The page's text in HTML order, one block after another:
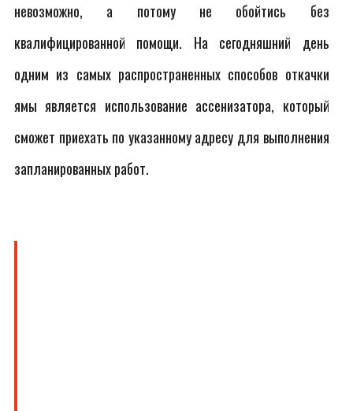
невозможно, а потому не обойтись без
квалифицированной помощи. На сегодняшний день
одним из самых распространенных способов откачки
ямы является использование ассенизатора, который
сможет приехать по указанному адресу для выполнения
запланированных работ.